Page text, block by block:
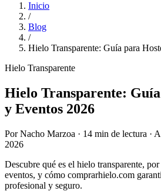
Inicio
/
Blog
/
Hielo Transparente: Guía para
Hielo Transparente
Hielo Transparente:
y Eventos 2026
PorNacho Marzoa · 14 min de lectura ·
2026
Descubre qué es el hielo transparente,
eventos, y cómo comprarhielo.com
profesional y seguro.